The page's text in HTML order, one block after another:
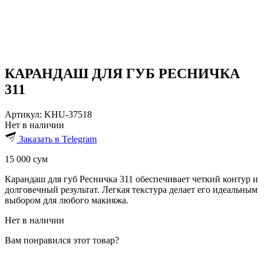
КАРАНДАШ ДЛЯ ГУБ РЕСНИЧКА
311
Артикул: KHU-37518
Нет в наличии
Заказать в Telegram
15 000 сум
Карандаш для губ Ресничка 311 обеспечивает четкий контур и
долговечный результат. Легкая текстура делает его идеальным
выбором для любого макияжа.
Нет в наличии
Вам понравился этот товар?